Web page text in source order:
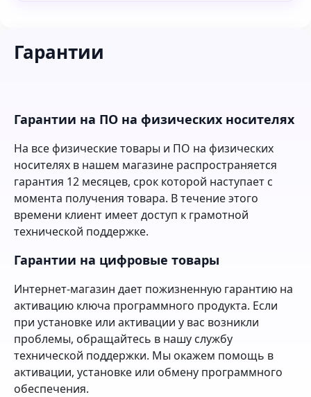
Гарантии
Гарантии на ПО на физических носителях
На все физические товары и ПО на физических
носителях в нашем магазине распространяется
гарантия 12 месяцев, срок которой наступает с
момента получения товара. В течение этого
времени клиент имеет доступ к грамотной
технической поддержке.
Гарантии на цифровые товары
Интернет-магазин дает пожизненную гарантию на
активацию ключа программного продукта. Если
при установке или активации у вас возникли
проблемы, обращайтесь в нашу службу
технической поддержки. Мы окажем помощь в
активации, установке или обмену программного
обеспечения.